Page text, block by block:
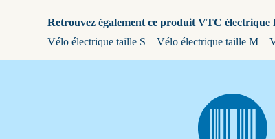
Retrouvez également ce produit VTC
Vélo électrique taille S
Vélo électrique taille M